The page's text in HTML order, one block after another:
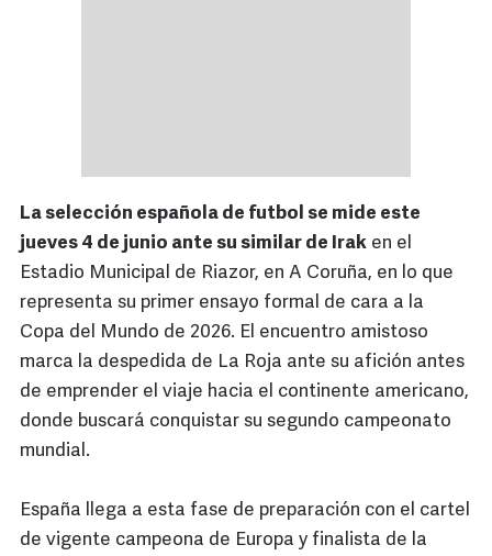
La selección española de futbol se mide este
jueves 4 de junio ante su similar de Irak en el
Estadio Municipal de Riazor, en A Coruña, en lo que
representa su primer ensayo formal de cara a la
Copa del Mundo de 2026. El encuentro amistoso
marca la despedida de La Roja ante su afición antes
de emprender el viaje hacia el continente americano,
donde buscará conquistar su segundo campeonato
mundial.
España llega a esta fase de preparación con el cartel
de vigente campeona de Europa y finalista de la